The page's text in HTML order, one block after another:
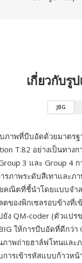
เกี่ยวกับรู
JBG
ภาพที่บีบอัดด้วยมาตรฐ
T.82 อย่างเป็นทาง
3 และ Group 4
รภาพระดับสีเทาและ
ขคณิตที่ชี้นำโดยแบบจ
ตของพิกเซลรอบข้างที่
QM-coder (ตัวแปร
ให้การบีบอัดที่ดีกว่า
ภาพถ่ายฮาล์ฟโทนแล
การเข้ารหัสแบบก้าวห